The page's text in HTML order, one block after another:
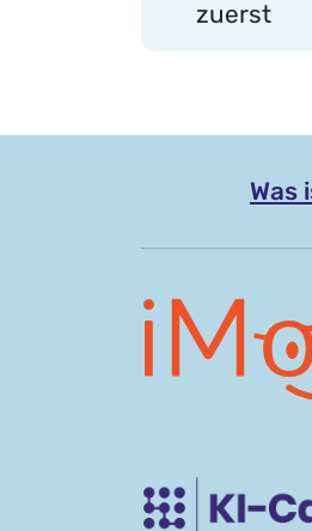
zuerst
Was